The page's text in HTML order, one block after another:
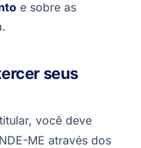
e sobre as
seus
você deve
ME através dos